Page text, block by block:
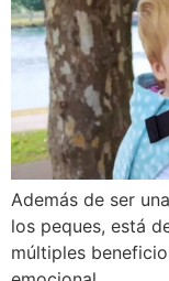
Además de ser
los peques, está
múltiples